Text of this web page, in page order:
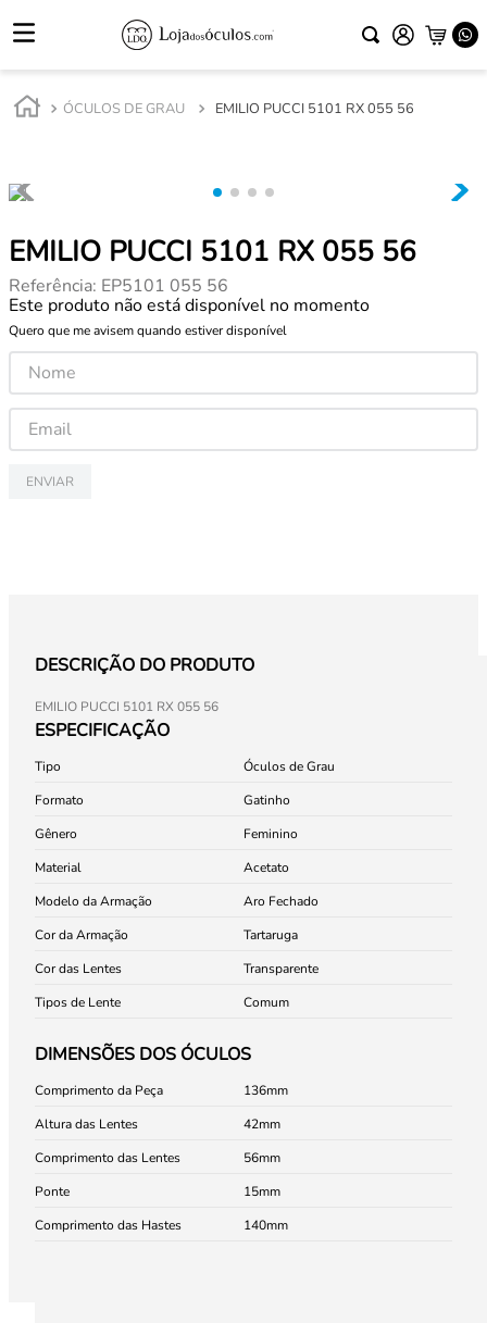
ÓCULOS DE GRAU EMILIO PUCCI 5101 RX 055 56
EMILIO PUCCI 5101 RX 055 56
Referência: EP5101 055 56
Este produto não está disponível no momento
Quero que me avisem quando estiver disponível
ENVIAR
DESCRIÇÃO DO PRODUTO
EMILIO PUCCI 5101 RX 055 56
ESPECIFICAÇÃO
Tipo
Óculos de Grau
Formato
Gatinho
Gênero
Feminino
Material
Acetato
Modelo da Armação
Aro Fechado
Cor da Armação
Tartaruga
Cor das Lentes
Transparente
Tipos de Lente
Comum
DIMENSÕES DOS ÓCULOS
Comprimento da Peça
136
Altura das Lentes
42
Comprimento das Lentes
56
Ponte
15
Comprimento das Hastes
140